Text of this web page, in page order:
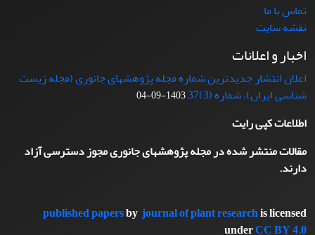
تماس با ما
نقشه سایت
اخبار و اعلانات
اعلان انتشار جدیدترین شماره مجله پژوهشهای جانوری (مجله زیست
شناسی ایران)، شماره (3)37
1403-09-04
اطلاعات کپی رایت
مقالات منتشر شده در مجله پژوهشهای جانوری مجوز دسترسی آزاد
دارند.
published papersbyjournal of plant researchis licensed
underCC BY 4.0